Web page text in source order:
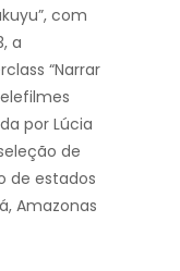
com
a
“Narrar
por Lúcia
de
de estados
Amazonas